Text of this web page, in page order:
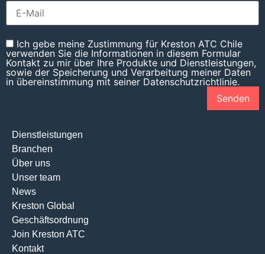
Dienstleistungen
Branchen
Über uns
Unser team
News
Kreston Global
Geschäftsordnung
Join Kreston ATC
Kontakt
Ich gebe meine Zustimmung für Kreston ATC Chile
verwenden Sie die Informationen in diesem Formular
Kontakt zu mir über Ihre Produkte und Dienstleistungen,
sowie der Speicherung und Verarbeitung meiner Daten
in übereinstimmung mit seiner Datenschutzrichtlinie.